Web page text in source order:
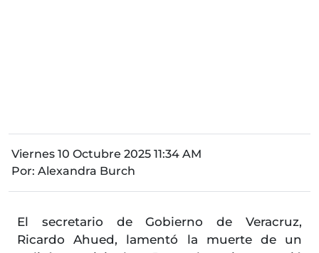
Viernes 10 Octubre 2025 11:34 AM
Por: Alexandra Burch
El secretario de Gobierno de Veracruz,
Ricardo Ahued, lamentó la muerte de un